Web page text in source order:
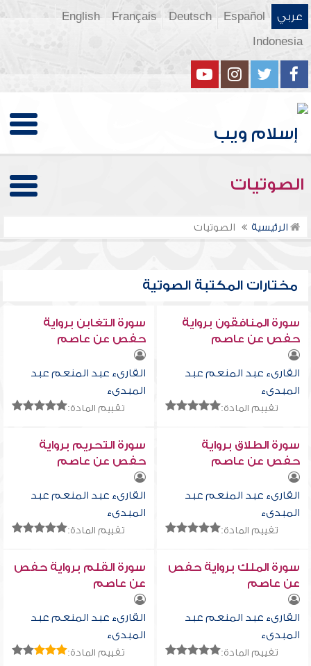
عربي Español
Deutsch
Français
English
Indonesia
الصوتيات
الرئيسية الصوتيات
مختارات المكتبة الصوتية
سورة المنافقون برواية
حفص عن عاصم
القارىء عبد المنعم عبد
المبدىء
تقييم المادة:
سورة التغابن برواية
حفص عن عاصم
القارىء عبد المنعم عبد
المبدىء
تقييم المادة:
سورة الطلاق برواية
حفص عن عاصم
القارىء عبد المنعم عبد
المبدىء
تقييم المادة:
سورة التحريم برواية
حفص عن عاصم
القارىء عبد المنعم عبد
المبدىء
تقييم المادة:
سورة الملك برواية حفص
عن عاصم
القارىء عبد المنعم عبد
المبدىء
تقييم المادة:
سورة القلم برواية حفص
عن عاصم
القارىء عبد المنعم عبد
المبدىء
تقييم المادة: